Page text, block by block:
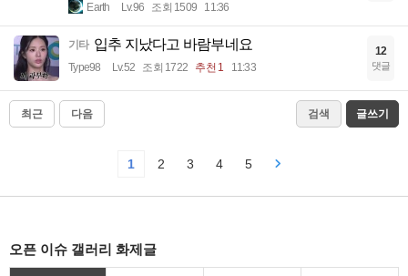
Earth Lv.96 조회 1509 11:36
기타 입추 지났다고 바람부네요
Type98 Lv.52 조회 1722 추천 1 11:33
12
댓글
최근 다음 검색 글쓰기
1 2 3 4 5
오픈 이슈 갤러리 화제글